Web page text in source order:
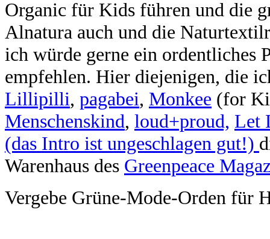
Organic für Kids führen und die
Alnatura auch und die
ich würde gerne ein ordentliches
empfehlen. Hier diejenigen, die
Lillipilli, pagabei, Monkee (for
Menschenskind, loud+proud, Let
(das Intro ist ungeschlagen gut!)
Warenhaus des Greenpeace
Vergebe Grüne-Mode-Orden für